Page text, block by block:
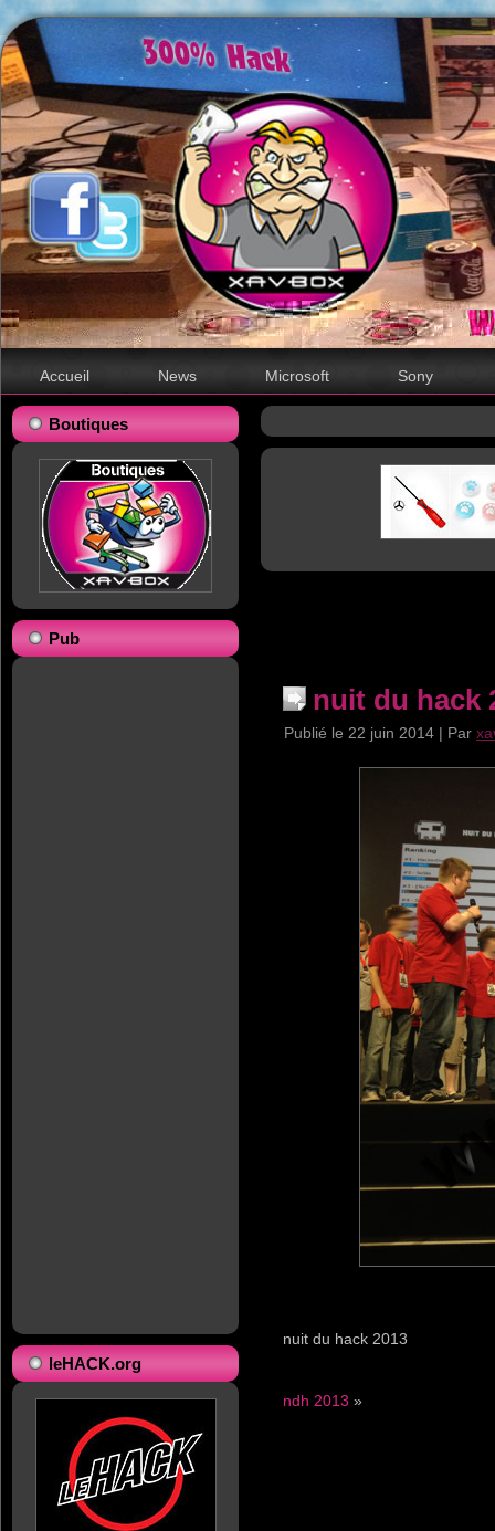
Accueil News Microsoft Sony
Boutiques
Pub
leHACK.org
nuit du hack
Publié le 22 juin 2014 | Par
nuit du hack 2013
ndh 2013 »